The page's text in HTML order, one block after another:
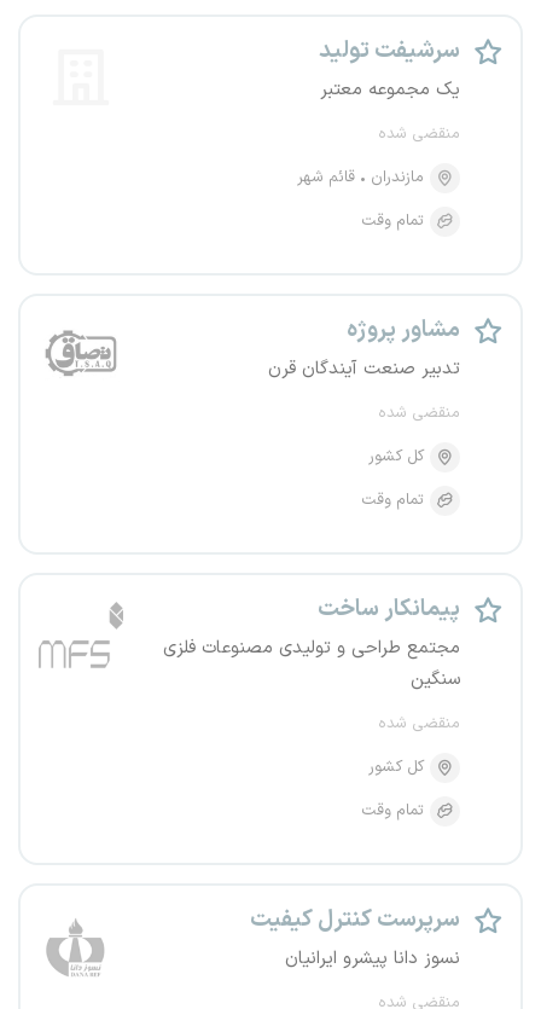
سرشیفت تولید
یک مجموعه معتبر
منقضی شده
مازندران
قائم شهر
تمام وقت
مشاور پروژه
تدبیر صنعت آیندگان قرن
منقضی شده
کل کشور
تمام وقت
پیمانکار ساخت
مجتمع طراحی و تولیدی مصنوعات فلزی
سنگین
منقضی شده
کل کشور
تمام وقت
سرپرست کنترل کیفیت
نسوز دانا پیشرو ایرانیان
منقضی شده